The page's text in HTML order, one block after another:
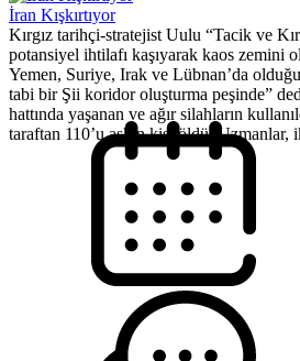
İran Kışkırtıyor
Kırgız tarihçi-stratejist Uulu “Tacik ve
potansiyel ihtilafı kaşıyarak kaos zemini
Yemen, Suriye, Irak ve Lübnan’da
tabi bir Şii koridor oluşturma peşinde”
hattında yaşanan ve ağır silahların
taraftan 110’u aşkın kişi öldü. Uzmanlar,